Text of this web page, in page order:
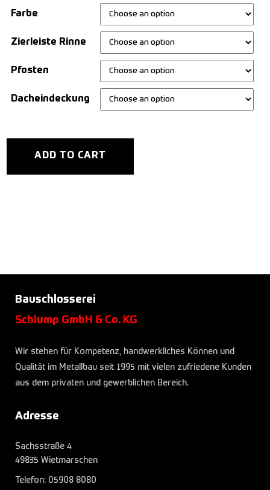
Farbe
Zierleiste Rinne
Pfosten
Dacheindeckung
ADD TO CART
Bauschlosserei
Schlump GmbH & Co. KG
Wir stehen für Kompetenz, handwerkliches Können und
Qualität im Metallbau seit 1995 mit vielen zufriedene Kunden
aus dem privaten und gewerblichen Bereich.
Adresse
Sachsstraße 4
49835 Wietmarschen
Telefon: 05908 8080